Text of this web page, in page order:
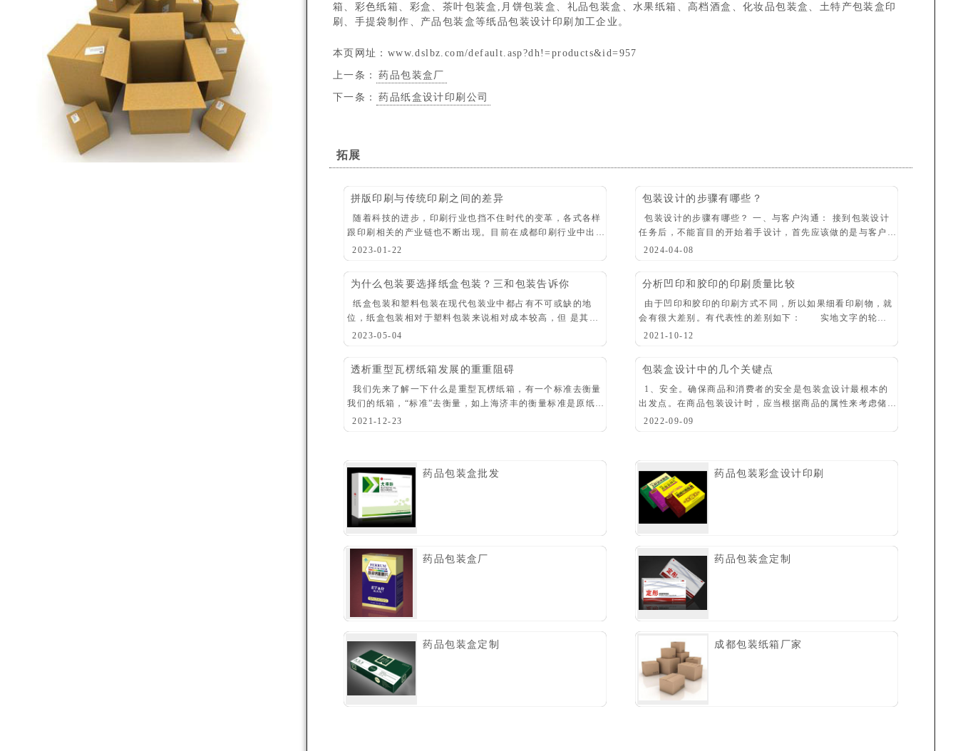
箱、彩色纸箱、彩盒、茶叶包装盒,月饼包装盒、礼品包装盒、水果纸箱、高档酒盒、化妆品包装盒、土特产包装盒印
刷、手提袋制作、产品包装盒等纸品包装设计印刷加工企业。
本页网址： www.dslbz.com/default.asp?dh!=products&id=957
上一条： 药品包装盒厂
下一条： 药品纸盒设计印刷公司
拓展
拼版印刷与传统印刷之间的差异
随着科技的进步，印刷行业也挡不住时代的变革，各式各样
跟印刷相关的产业链也不断出现。目前在成都印刷行业中出现
了一种名叫“拼版印刷”的印刷方式，所谓拼版印刷，即是指将
多个文件拼在一个ctp版面上，它和传
2023-01-22
包装设计的步骤有哪些？
包装设计的步骤有哪些？ 一、与客户沟通： 接到包装设计
任务后，不能盲目的开始着手设计，首先应该做的是与客户充
分的沟通以了解详细的需求： 1、了解产品本身的特性：如产
品的重量、体积、防潮性以及使方法等，
2024-04-08
为什么包装要选择纸盒包装？三和包装告诉你
纸盒包装和塑料包装在现代包装业中都占有不可或缺的地
位，纸盒包装相对于塑料包装来说相对成本较高，但 是其具
有可回收性对环境的污染较小。在国外塑料包装袋基本已经退
出超市，包装上通常都会选择可回收利用的纸盒
2023-05-04
分析凹印和胶印的印刷质量比较
由于凹印和胶印的印刷方式不同，所以如果细看印刷物，就
会有很大差别。有代表性的差别如下： 实地文字的轮
廓 实地部分在胶印中由于不需要网点，所以印刷文字的轮
廓和底版一样平滑;但凹印方式，无论在什么场合
2021-10-12
透析重型瓦楞纸箱发展的重重阻碍
我们先来了解一下什么是重型瓦楞纸箱，有一个标准去衡量
我们的纸箱，“标准”去衡量，如上海济丰的衡量标准是原纸定
量为280g/m2以上，边压强度、耐破强度超过一定值，就属于
重型瓦楞纸箱；另外，立式产品如果
2021-12-23
包装盒设计中的几个关键点
1、安全。确保商品和消费者的安全是包装盒设计最根本的
出发点。在商品包装设计时，应当根据商品的属性来考虑储
藏、运输、展销、携带以及使用等方面的安全保护措施，不同
商品可能需要不同的包装材料，特别还要注意商
2022-09-09
药品包装盒批发 药品包装彩盒设计印刷
药品包装盒厂 药品包装盒定制
药品包装盒定制 成都包装纸箱厂家